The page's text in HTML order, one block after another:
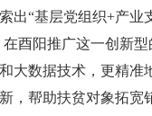
出“基层党组织+产业
酉阳推广这一创新
大数据技术，更精准
，帮助扶贫对象拓宽